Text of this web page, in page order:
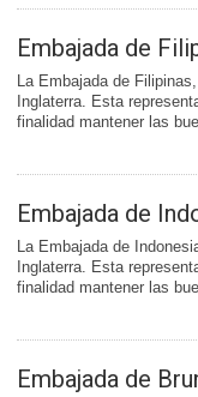
Embajada de
La Embajada de
Inglaterra. Esta
finalidad mantener las
Embajada de
La Embajada de
Inglaterra. Esta
finalidad mantener las
Embajada de